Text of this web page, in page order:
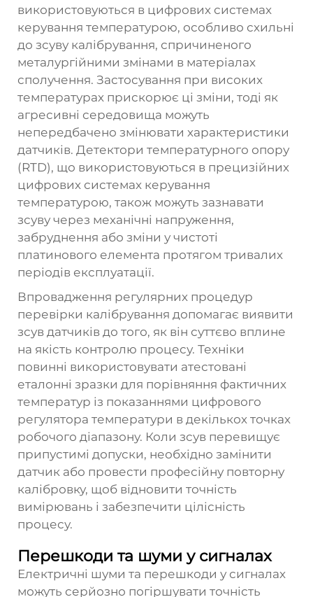
використовуються в цифрових системах
керування температурою, особливо схильні
до зсуву калібрування, спричиненого
металургійними змінами в матеріалах
сполучення. Застосування при високих
температурах прискорює ці зміни, тоді як
агресивні середовища можуть
непередбачено змінювати характеристики
датчиків. Детектори температурного опору
(RTD), що використовуються в прецизійних
цифрових системах керування
температурою, також можуть зазнавати
зсуву через механічні напруження,
забруднення або зміни у чистоті
платинового елемента протягом тривалих
періодів експлуатації.
Впровадження регулярних процедур
перевірки калібрування допомагає виявити
зсув датчиків до того, як він суттєво вплине
на якість контролю процесу. Техніки
повинні використовувати атестовані
еталонні зразки для порівняння фактичних
температур із показаннями цифрового
регулятора температури в декількох точках
робочого діапазону. Коли зсув перевищує
припустимі допуски, необхідно замінити
датчик або провести професійну повторну
калібровку, щоб відновити точність
вимірювань і забезпечити цілісність
процесу.
Перешкоди та шуми у сигналах
Електричні шуми та перешкоди у сигналах
можуть серйозно погіршувати точність